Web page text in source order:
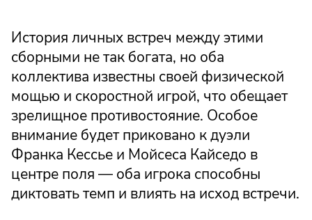
История личных встреч между этими
сборными не так богата, но оба
коллектива известны своей физической
мощью и скоростной игрой, что обещает
зрелищное противостояние. Особое
внимание будет приковано к дуэли
Франка Кессье и Мойсеса Кайседо в
центре поля — оба игрока способны
диктовать темп и влиять на исход встречи.